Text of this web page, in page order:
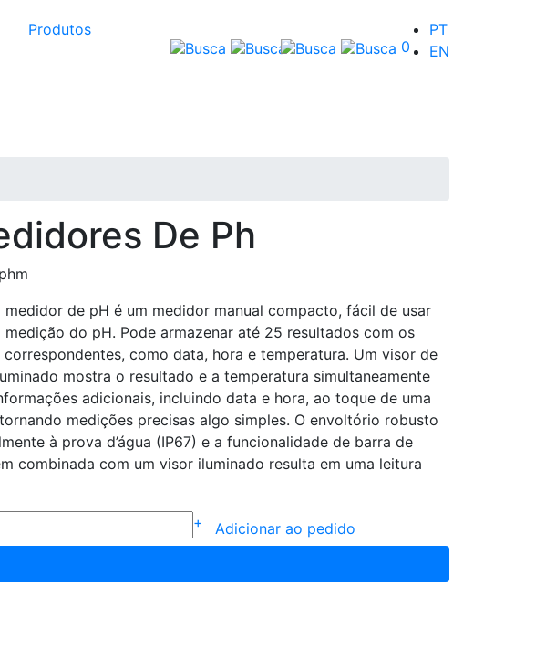
Produtos
0
PT
EN
De Ph
medidor de pH é um medidor manual compacto, fácil de usar
medição do pH. Pode armazenar até 25 resultados com os
correspondentes, como data, hora e temperatura. Um visor de
mostra o resultado e a temperatura simultaneamente
adicionais, incluindo data e hora, ao toque de uma
medições precisas algo simples. O envoltório robusto
à prova d’água (IP67) e a funcionalidade de barra de
combinada com um visor iluminado resulta em uma leitura
+
Adicionar ao pedido